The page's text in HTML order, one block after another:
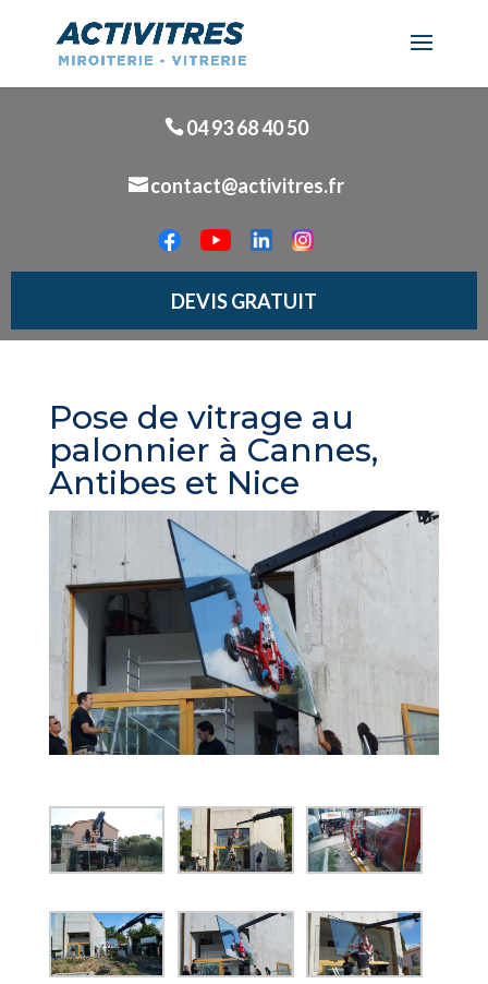
04 93 68 40 50
contact@activitres.fr
DEVIS GRATUIT
Pose de vitrage au
palonnier à Cannes,
Antibes et Nice